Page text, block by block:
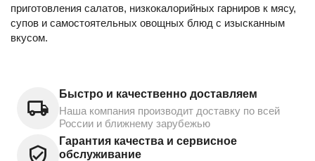
приготовления салатов, низкокалорийных гарниров к мясу,
супов и самостоятельных овощных блюд с изысканным
вкусом.
Быстро и качественно доставляем
Наша компания производит доставку по всей
России и ближнему зарубежью
Гарантия качества и сервисное
обслуживание